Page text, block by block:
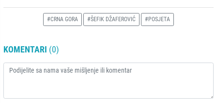
#CRNA GORA #ŠEFIK DŽAFEROVIĆ #POSJETA
KOMENTARI (0)